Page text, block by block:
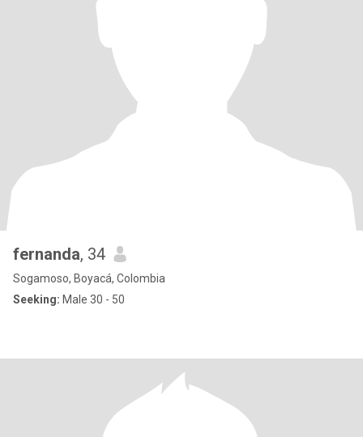
fernanda, 34
Sogamoso, Boyacá, Colombia
Seeking: Male 30 - 50